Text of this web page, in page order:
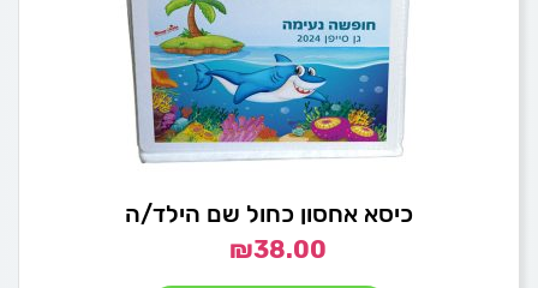
כיסא אחסון כחול שם הילד/ה
₪38.00